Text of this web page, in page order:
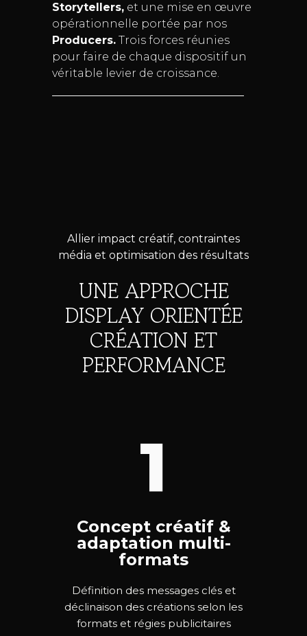
Storytellers,et une mise en œuvre
opérationnelle portée par nos
Producers.Trois forces réunies
pour faire de chaque dispositif un
véritable levier de croissance.
Allier impact créatif, contraintes
média et optimisation des résultats
UNE APPROCHE
DISPLAY ORIENTÉE
CRÉATION ET
PERFORMANCE
1
Concept créatif &
adaptation multi-
formats
Définition des messages clés et
déclinaison des créations selon les
formats et régies publicitaires